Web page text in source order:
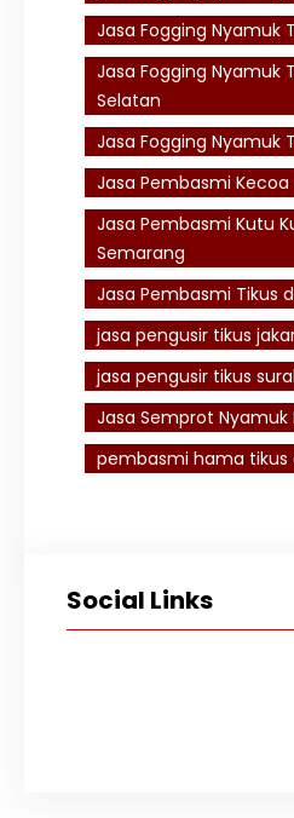
Jasa Fogging Nyamuk
Jasa Fogging Nyamuk
Selatan
Jasa Fogging Nyamuk
Jasa Pembasmi
Jasa Pembasmi Kutu
Semarang
Jasa Pembasmi Tikus
jasa pengusir tikus
jasa pengusir tikus
Jasa Semprot
pembasmi hama tikus
Social Links